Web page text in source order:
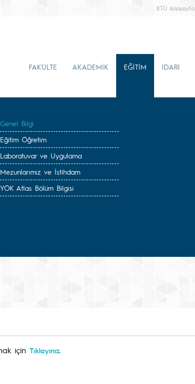
KTÜ Anasayfa
FAKÜLTE AKADEMİK EĞİTİM İDARİ
Genel Bilgi
Eğitim Öğretim
Laboratuvar ve Uygulama
Mezunlarımız ve İstihdam
YÖK Atlas Bölüm Bilgisi
için Tıklayınız.